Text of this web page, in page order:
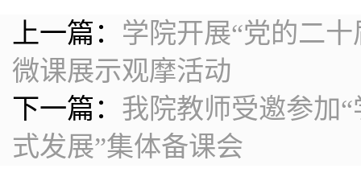
上一篇： 学院开展“党的二
微课展示观摩活动
下一篇： 我院教师受邀参加
式发展”集体备课会